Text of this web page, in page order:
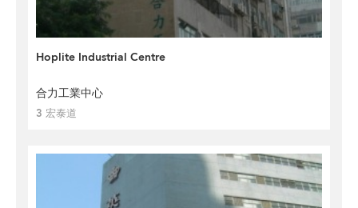
Hoplite Industrial Centre
合力工業中心
3 宏泰道